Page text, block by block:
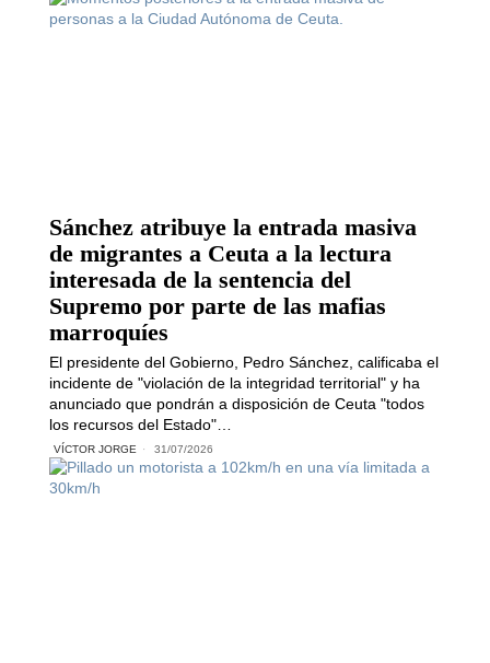
Sánchez atribuye la entrada masiva
de migrantes a Ceuta a la lectura
interesada de la sentencia del
Supremo por parte de las mafias
marroquíes
El presidente del Gobierno, Pedro Sánchez, calificaba el
incidente de "violación de la integridad territorial" y ha
anunciado que pondrán a disposición de Ceuta "todos
los recursos del Estado"…
VÍCTOR JORGE 31/07/2026